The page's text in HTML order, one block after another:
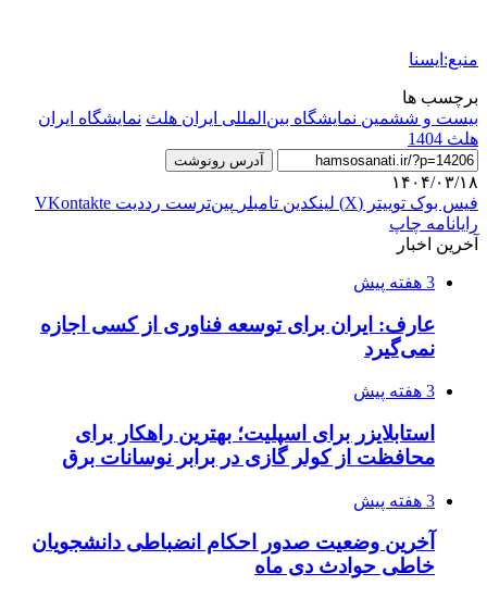
منبع:ایسنا
برچسب ها
بیست و ششمین نمایشگاه بین‌المللی ایران هلث نمایشگاه ایران
هلث 1404
آدرس رونوشت
۱۴۰۴/۰۳/۱۸
فیس بوک توییتر (X) لینکدین ‫تامبلر ‫پین‌ترست ‫رددیت ‫VKontakte
رایانامه چاپ
آخرین اخبار
3 هفته پیش
عارف: ایران برای توسعه فناوری از کسی اجازه
نمی‌گیرد
3 هفته پیش
استابلایزر برای اسپلیت؛ بهترین راهکار برای
محافظت از کولر گازی در برابر نوسانات برق
3 هفته پیش
آخرین وضعیت صدور احکام انضباطی دانشجویان
خاطی حوادث دی ماه